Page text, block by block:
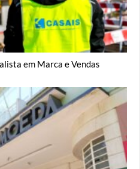
em Marca e Vendas